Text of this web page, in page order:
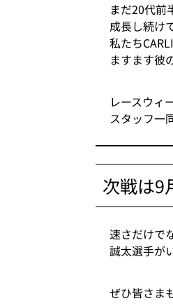
まだ20代前
成長し続け
私たち
ますます彼
レースウィ
スタッフ一
次戦は9
速さだけで
誠太選手が
ぜひ皆さま